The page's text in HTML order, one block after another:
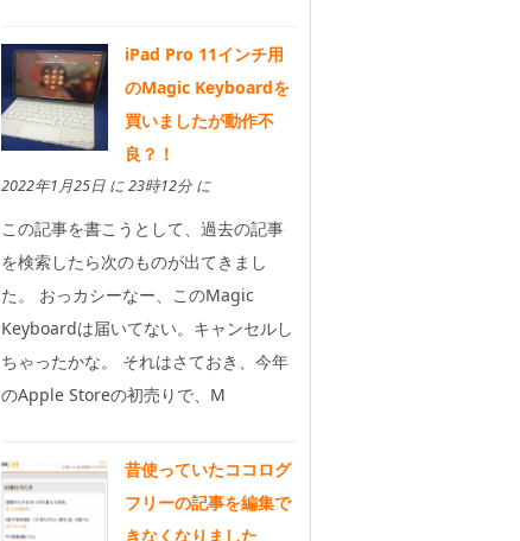
iPad Pro 11インチ用
のMagic Keyboardを
買いましたが動作不
良？！
2022年1月25日 に 23時12分 に
この記事を書こうとして、過去の記事
を検索したら次のものが出てきまし
た。 おっカシーなー、このMagic
Keyboardは届いてない。キャンセルし
ちゃったかな。 それはさておき、今年
のApple Storeの初売りで、M
昔使っていたココログ
フリーの記事を編集で
きなくなりました